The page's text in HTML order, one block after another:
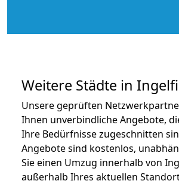
Weitere Städte in
Unsere geprüften
Ihnen unverbindliche Angebote,
Ihre Bedürfnisse zugeschnitten
Angebote sind kostenlos,
Sie einen Umzug innerhalb von
außerhalb Ihres aktuellen